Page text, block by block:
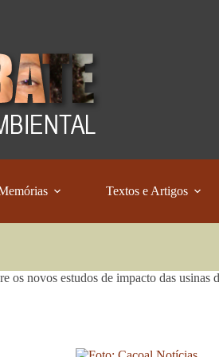
Textos e Artigos
os novos estudos de impacto das usinas